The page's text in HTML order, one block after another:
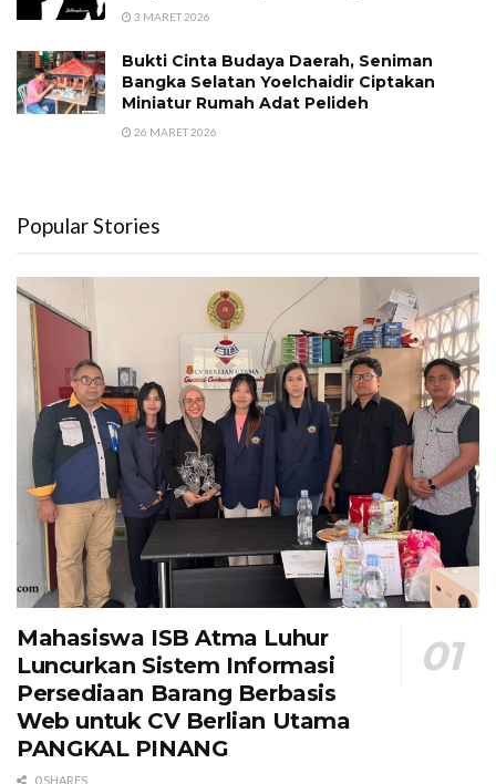
3 MARET 2026
Bukti Cinta Budaya Daerah, Seniman
Bangka Selatan Yoelchaidir Ciptakan
Miniatur Rumah Adat Pelideh
26 MARET 2026
Popular Stories
Mahasiswa ISB Atma Luhur
Luncurkan Sistem Informasi
Persediaan Barang Berbasis
Web untuk CV Berlian Utama​
PANGKAL PINANG
0 SHARES